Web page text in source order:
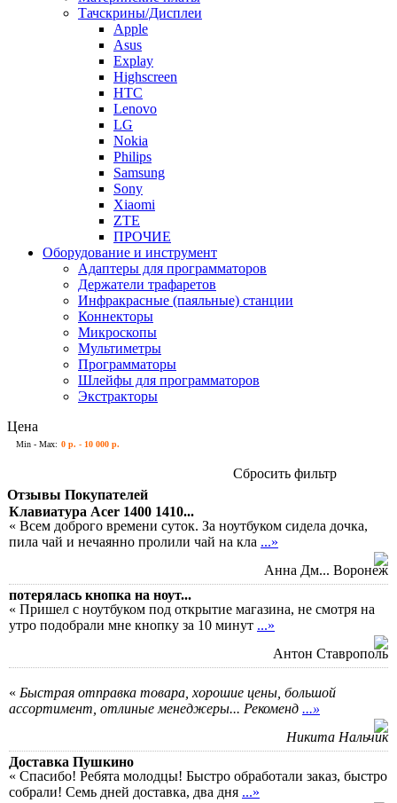
Тачскрины/Дисплеи
Apple
Asus
Explay
Highscreen
HTC
Lenovo
LG
Nokia
Philips
Samsung
Sony
Xiaomi
ZTE
ПРОЧИЕ
Оборудование и инструмент
Адаптеры для программаторов
Держатели трафаретов
Инфракрасные (паяльные) станции
Коннекторы
Микроскопы
Мультиметры
Программаторы
Шлейфы для программаторов
Экстракторы
Цена
Min - Max: 0 р. - 10 000 р.
Сбросить фильтр
Отзывы Покупателей
Клавиатура Acer 1400 1410...
« Всем доброго времени суток. За ноутбуком сидела дочка,
пила чай и нечаянно пролили чай на кла ...»
Анна Дм... Воронеж
потерялась кнопка на ноут...
« Пришел с ноутбуком под открытие магазина, не смотря на
утро подобрали мне кнопку за 10 минут ...»
Антон Ставрополь
« Быстрая отправка товара, хорошие цены, большой
ассортимент, отлиные менеджеры... Рекоменд ...»
Никита Нальчик
Доставка Пушкино
« Спасибо! Ребята молодцы! Быстро обработали заказ, быстро
собрали! Семь дней доставка, два дня ...»